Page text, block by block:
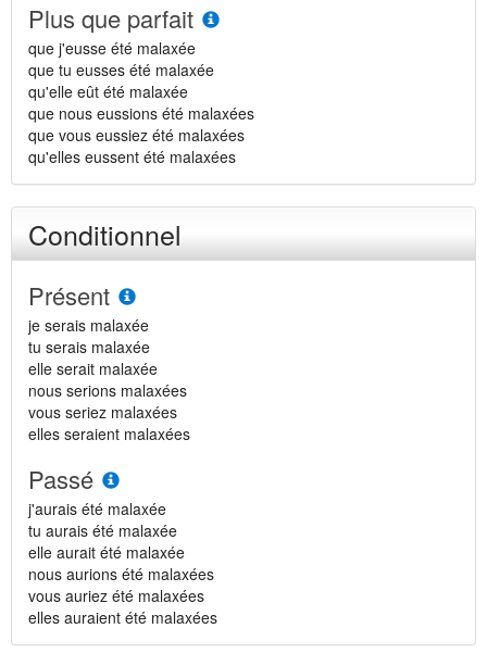
Plus que parfait
que j'eusse été malaxée
que tu eusses été malaxée
qu'elle eût été malaxée
que nous eussions été malaxées
que vous eussiez été malaxées
qu'elles eussent été malaxées
Conditionnel
Présent
je serais malaxée
tu serais malaxée
elle serait malaxée
nous serions malaxées
vous seriez malaxées
elles seraient malaxées
Passé
j'aurais été malaxée
tu aurais été malaxée
elle aurait été malaxée
nous aurions été malaxées
vous auriez été malaxées
elles auraient été malaxées